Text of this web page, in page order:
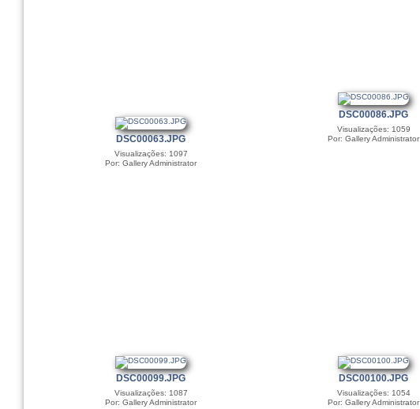
DSC00063.JPG
Visualizações: 1097
Por: Gallery Administrator
DSC00086.JPG
Visualizações: 1059
Por: Gallery Administrator
DSC00099.JPG
Visualizações: 1087
Por: Gallery Administrator
DSC00100.JPG
Visualizações: 1054
Por: Gallery Administrator